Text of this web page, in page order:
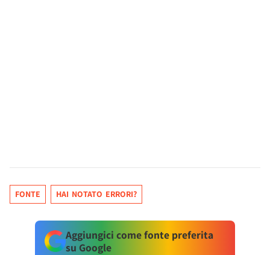
FONTE HAI NOTATO ERRORI?
Aggiungici come fonte preferita
su Google